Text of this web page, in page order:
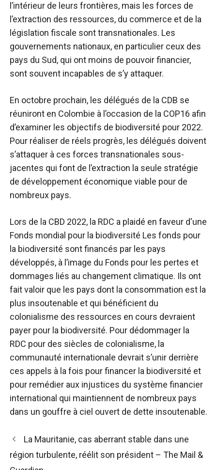
l’intérieur de leurs frontières, mais les forces de
l’extraction des ressources, du commerce et de la
législation fiscale sont transnationales. Les
gouvernements nationaux, en particulier ceux des
pays du Sud, qui ont moins de pouvoir financier,
sont souvent incapables de s’y attaquer.
En octobre prochain, les délégués de la CDB se
réuniront en Colombie à l’occasion de la COP16 afin
d’examiner les objectifs de biodiversité pour 2022.
Pour réaliser de réels progrès, les délégués doivent
s’attaquer à ces forces transnationales sous-
jacentes qui font de l’extraction la seule stratégie
de développement économique viable pour de
nombreux pays.
Lors de la CBD 2022, la RDC a plaidé en faveur d'une
Fonds mondial pour la biodiversité Les fonds pour
la biodiversité sont financés par les pays
développés, à l’image du Fonds pour les pertes et
dommages liés au changement climatique. Ils ont
fait valoir que les pays dont la consommation est la
plus insoutenable et qui bénéficient du
colonialisme des ressources en cours devraient
payer pour la biodiversité. Pour dédommager la
RDC pour des siècles de colonialisme, la
communauté internationale devrait s’unir derrière
ces appels à la fois pour financer la biodiversité et
pour remédier aux injustices du système financier
international qui maintiennent de nombreux pays
dans un gouffre à ciel ouvert de dette insoutenable.
Navigation
des
La Mauritanie, cas aberrant stable dans une
région turbulente, réélit son président – ​​​​The Mail &